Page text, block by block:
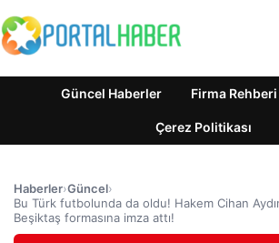
Güncel Haberler Firma Rehberi
Çerez Politikası
Haberler›Güncel›
Bu Türk futbolunda da oldu! Hakem Cihan
Beşiktaş formasına imza attı!